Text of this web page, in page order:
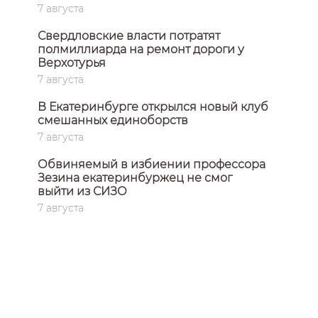
7 августа
Свердловские власти потратят
полмиллиарда на ремонт дороги у
Верхотурья
7 августа
В Екатеринбурге открылся новый клуб
смешанных единоборств
7 августа
Обвиняемый в избиении профессора
Зезина екатеринбуржец не смог
выйти из СИЗО
7 августа